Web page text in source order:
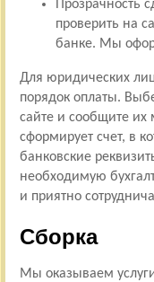
Прозрачность
проверить на
банке. Мы
Для юридических
порядок оплаты.
сайте и сообщите их
сформирует счет, в
банковские
необходимую
и приятно
Сборка
Мы оказываем